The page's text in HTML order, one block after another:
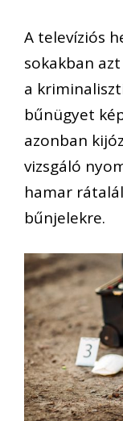
A televíziós
sokakban
a
bűnügyet
azonban
vizsgáló
hamar
bűnjelekre.